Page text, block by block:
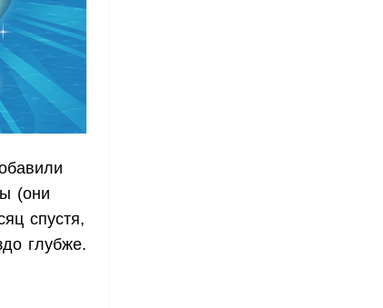
(они
спустя,
глубже.